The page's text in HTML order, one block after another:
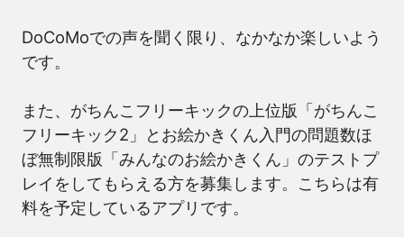
DoCoMoでの声を聞く限り、なかなか楽しいよう
です。
また、がちんこフリーキックの上位版「がちんこ
フリーキック2」とお絵かきくん入門の問題数ほ
ぼ無制限版「みんなのお絵かきくん」のテストプ
レイをしてもらえる方を募集します。こちらは有
料を予定しているアプリです。